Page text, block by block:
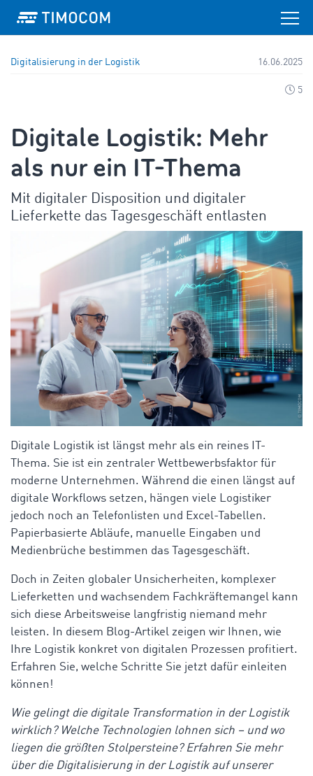
Digitalisierung in der Logistik 16.06.2025
5
Digitale Logistik: Mehr
als nur ein IT-Thema
Mit digitaler Disposition und digitaler
Lieferkette das Tagesgeschäft entlasten
Digitale Logistik ist längst mehr als ein reines IT-
Thema. Sie ist ein zentraler Wettbewerbsfaktor für
moderne Unternehmen. Während die einen längst auf
digitale Workflows setzen, hängen viele Logistiker
jedoch noch an Telefonlisten und Excel-Tabellen.
Papierbasierte Abläufe, manuelle Eingaben und
Medienbrüche bestimmen das Tagesgeschäft.
Doch in Zeiten globaler Unsicherheiten, komplexer
Lieferketten und wachsendem Fachkräftemangel kann
sich diese Arbeitsweise langfristig niemand mehr
leisten. In diesem Blog-Artikel zeigen wir Ihnen, wie
Ihre Logistik konkret von digitalen Prozessen profitiert.
Erfahren Sie, welche Schritte Sie jetzt dafür einleiten
können!
Wie gelingt die digitale Transformation in der Logistik
wirklich? Welche Technologien lohnen sich – und wo
liegen die größten Stolpersteine? Erfahren Sie mehr
über die Digitalisierung in der Logistik auf unserer